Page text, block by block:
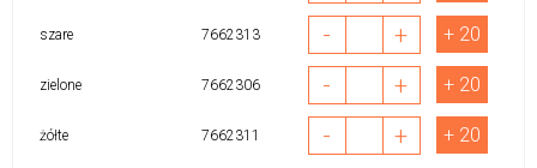
szare 7662313 - + + 20
zielone 7662306 - + + 20
żółte 7662311 - + + 20